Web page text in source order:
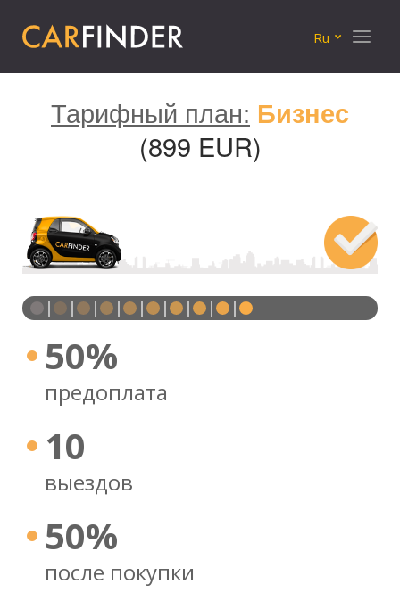
Ru Меню
Тарифный план: Бизнес
(899 EUR)
50%
предоплата
10
выездов
50%
после покупки